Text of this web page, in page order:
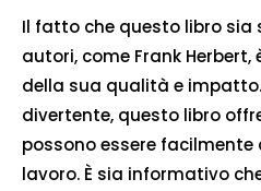
Il fatto che questo libro
autori, come Frank
della sua qualità e
divertente, questo libro
possono essere
lavoro. È sia informativo